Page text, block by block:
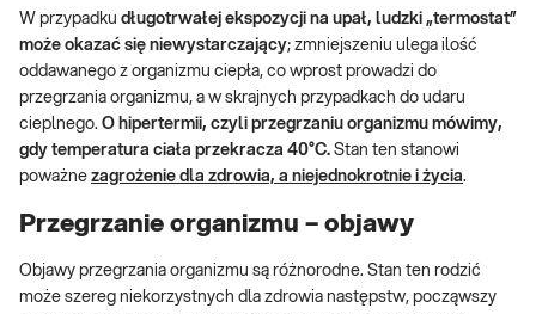
W przypadku długotrwałej ekspozycji na upał, ludzki „termostat”
może okazać się niewystarczający; zmniejszeniu ulega ilość
oddawanego z organizmu ciepła, co wprost prowadzi do
przegrzania organizmu, a w skrajnych przypadkach do udaru
cieplnego. O hipertermii, czyli przegrzaniu organizmu mówimy,
gdy temperatura ciała przekracza 40°C. Stan ten stanowi
poważne zagrożenie dla zdrowia, a niejednokrotnie i życia.
Przegrzanie organizmu – objawy
Objawy przegrzania organizmu są różnorodne. Stan ten rodzić
może szereg niekorzystnych dla zdrowia następstw, począwszy